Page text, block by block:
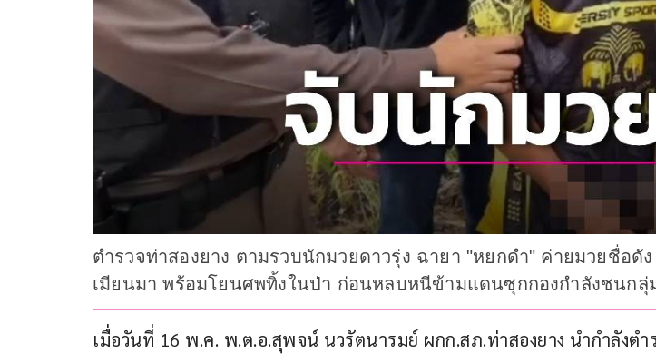
ตำรวจท่าสองยาง ตามรวบนักมวยดาวรุ่ง ฉายา "หยกดำ" ค่ายมวยชื่อ
เมียนมา พร้อมโยนศพทิ้งในป่า ก่อนหลบหนีข้ามแดนซุกกองกำลังชนกลุ่
เมื่อวันที่ 16 พ.ค. พ.ต.อ.สุพจน์ นวรัตนารมย์ ผกก.สภ.ท่าสองยาง นำกำลังตำ